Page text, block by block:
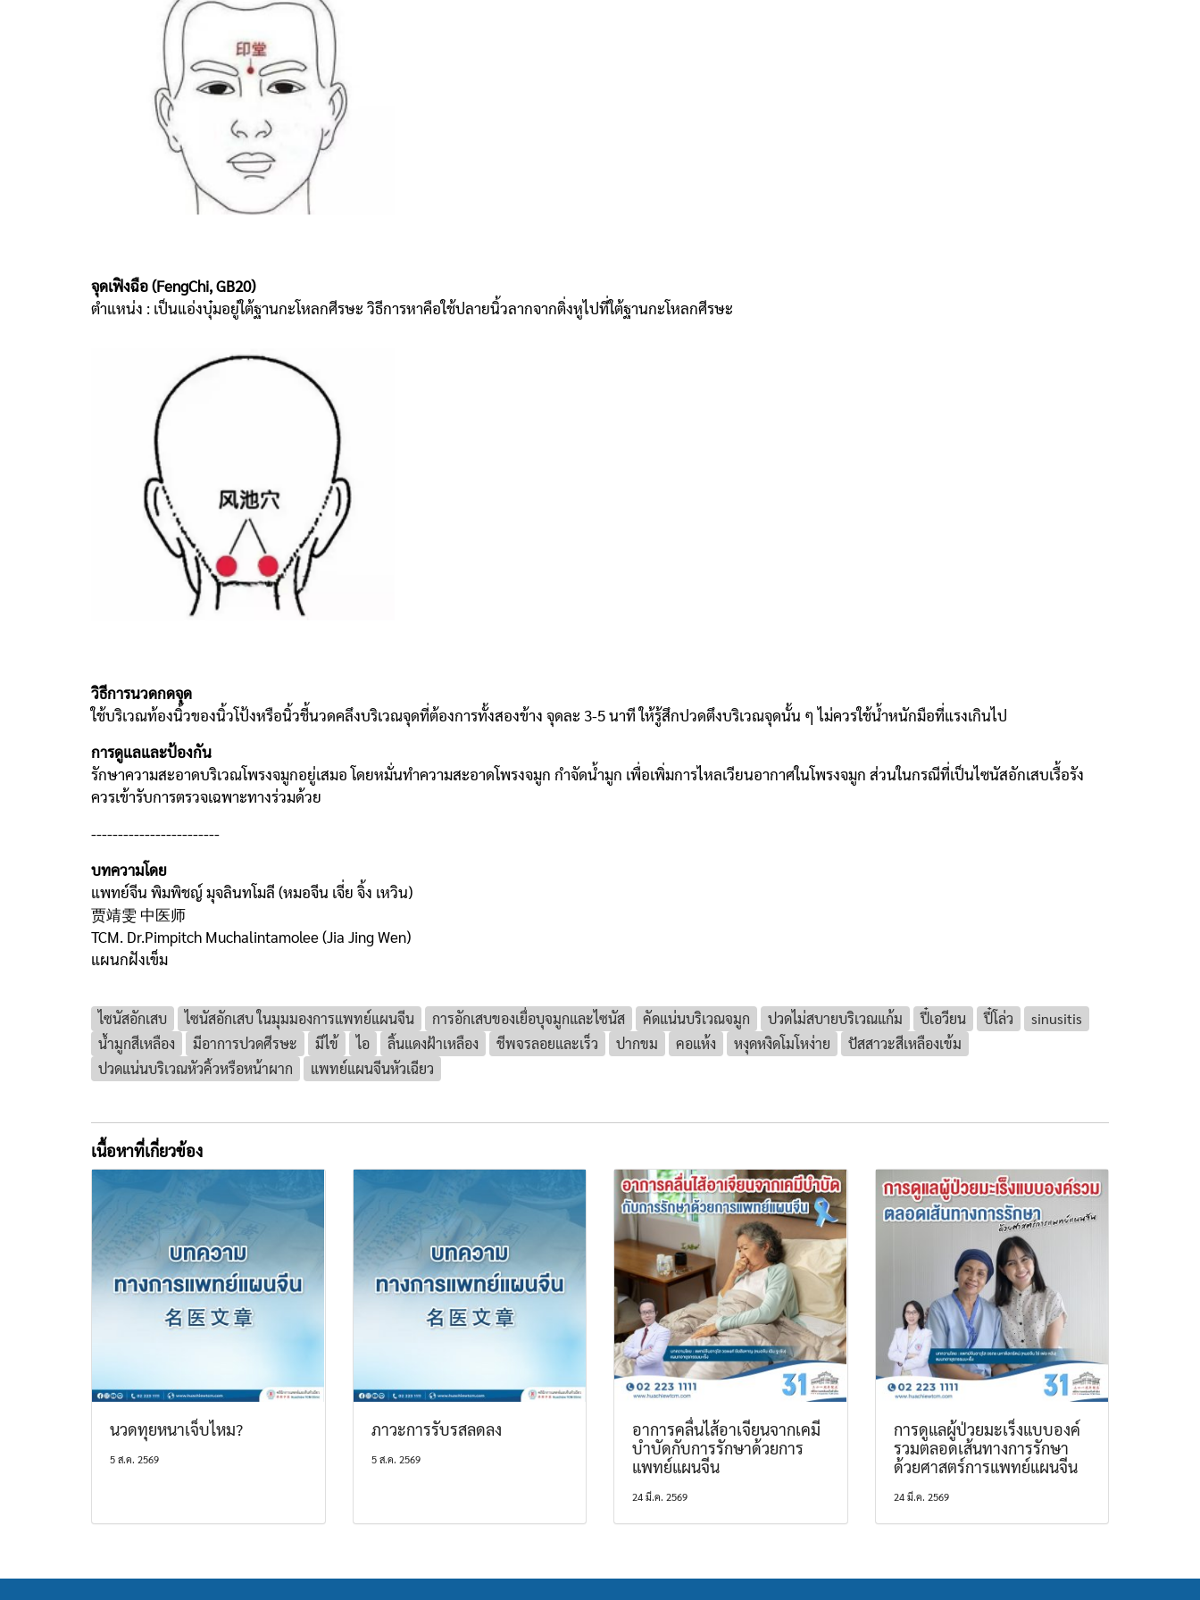
จุดเฟิงฉือ (FengChi, GB20)
ตำแหน่ง : เป็นแอ่งบุ๋มอยู่ใต้ฐานกะโหลกศีรษะ วิธีการหาคือใช้ปลายนิ้วลากจากติ่งหูไปที่ใต้ฐานกะโหลกศีรษะ
วิธีการนวดกดจุด
ใช้บริเวณท้องนิ้วของนิ้วโป้งหรือนิ้วชี้นวดคลึงบริเวณจุดที่ต้องการทั้งสองข้าง จุดละ 3-5 นาที ให้รู้สึกปวดตึงบริเวณจุดนั้น ๆ ไม่ควรใช้น้ำหนักมือที่แรงเกินไป
การดูแลและป้องกัน
รักษาความสะอาดบริเวณโพรงจมูกอยู่เสมอ โดยหมั่นทำความสะอาดโพรงจมูก กำจัดน้ำมูก เพื่อเพิ่มการไหลเวียนอากาศในโพรงจมูก ส่วนในกรณีที่เป็นไซนัสอักเสบเรื้อรัง
ควรเข้ารับการตรวจเฉพาะทางร่วมด้วย
------------------------
บทความโดย
แพทย์จีน พิมพิชญ์ มุจลินทโมลี (หมอจีน เจี่ย จิ้ง เหวิน)
贾靖雯 中医师
TCM. Dr.Pimpitch Muchalintamolee (Jia Jing Wen)
แผนกฝังเข็ม
ไซนัสอักเสบ ไซนัสอักเสบ ในมุมมองการแพทย์แผนจีน การอักเสบของเยื่อบุจมูกและไซนัส คัดแน่นบริเวณจมูก ปวดไม่สบายบริเวณแก้ม ปี๋เอวียน ปี๋โล่ว
sinusitis
น้ำมูกสีเหลือง
มีอาการปวดศีรษะ มีไข้ ไอ ลิ้นแดงฝ้าเหลือง ชีพจรลอยและเร็ว ปากขม คอแห้ง หงุดหงิดโมโหง่าย
ปัสสาวะสีเหลืองเข้ม
ปวดแน่นบริเวณหัวคิ้วหรือหน้าผาก
แพทย์แผนจีนหัวเฉียว
เนื้อหาที่เกี่ยวข้อง
นวดทุยหนาเจ็บไหม?
5 ส.ค. 2569
ภาวะการรับรสลดลง
5 ส.ค. 2569
อาการคลื่นไส้อาเจียนจากเคมี
บำบัดกับการรักษาด้วยการ
แพทย์แผนจีน
24 มี.ค. 2569
การดูแลผู้ป่วยมะเร็งแบบองค์
รวมตลอดเส้นทางการรักษา
ด้วยศาสตร์การแพทย์แผนจีน
24 มี.ค. 2569